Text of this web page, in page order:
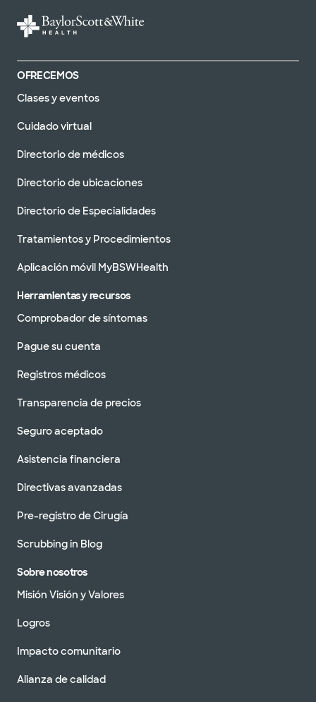
OFRECEMOS
Clases y eventos
Cuidado virtual
Directorio de médicos
Directorio de ubicaciones
Directorio de Especialidades
Tratamientos y Procedimientos
Aplicación móvil MyBSWHealth
Herramientas y recursos
Comprobador de síntomas
Pague su cuenta
Registros médicos
Transparencia de precios
Seguro aceptado
Asistencia financiera
Directivas avanzadas
Pre-registro de Cirugía
Scrubbing in Blog
Sobre nosotros
Misión Visión y Valores
Logros
Impacto comunitario
Alianza de calidad